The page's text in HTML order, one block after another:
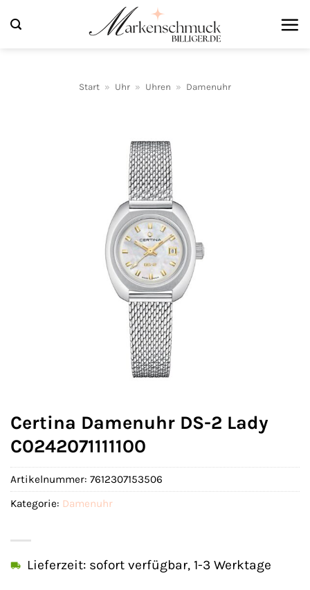
Inhalt
Start » Uhr » Uhren » Damenuhr
Certina Damenuhr DS-2 Lady
C0242071111100
Lieferzeit: sofort verfügbar, 1-3 Werktage
Artikelnummer: 7612307153506
Kategorie: Damenuhr